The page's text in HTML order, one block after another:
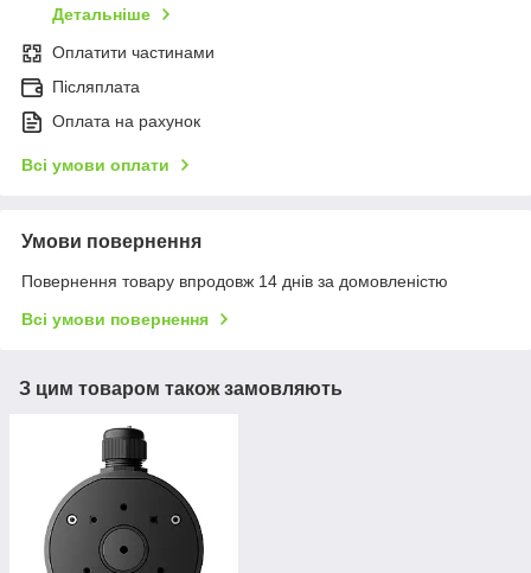
Детальніше
Оплатити частинами
Післяплата
Оплата на рахунок
Всі умови оплати
Умови повернення
Повернення товару впродовж 14 днів за домовленістю
Всі умови повернення
З цим товаром також замовляють